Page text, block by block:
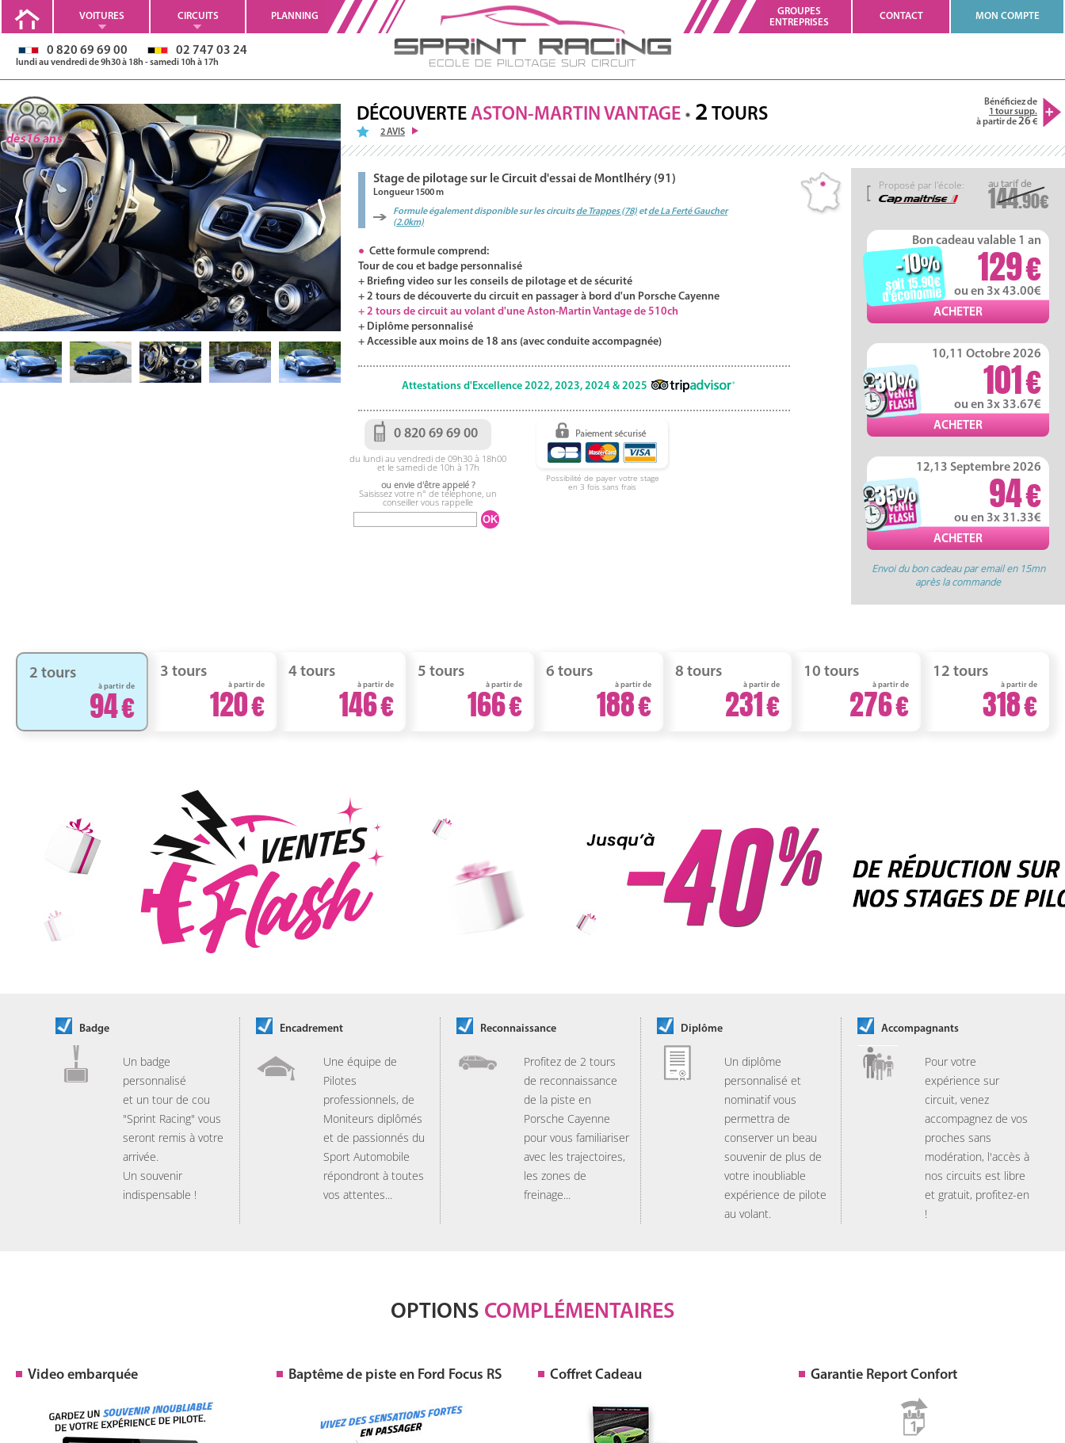
Ecole de Pilotage sur Circuit
VOITURES CIRCUITS PLANNING
GROUPES
ENTREPRISES
CONTACT MON COMPTE
0 820 69 69 00 02 747 03 24
lundi au vendredi de 9h30 à 18h - samedi 10h à 17h
Bénéficiez de
1 tour supp.
à partir de26
DÉCOUVERTE ASTON-MARTIN VANTAGE 2 TOURS
2 AVIS
144.90
Proposé par l'école:
Bon cadeau valable 1 an
129
ou en 3x 43.00
-10%
soit 15.90
d'économie
10,11 Octobre 2026
101
ou en 3x 33.67
-30%
12,13 Septembre 2026
94
ou en 3x 31.33
-35%
Envoi du bon cadeau par email en 15mn
après la commande
Stage de pilotage sur le Circuit d'essai de Montlhéry (91)
Longueur 1500 m
Formule également disponible sur les circuitsde Trappes (78) etde La Ferté Gaucher
(2.0km)
Cette formule comprend:
Tour de cou et badge personnalisé
+ Briefing video sur les conseils de pilotage et de sécurité
+ 2 tours de découverte du circuit en passager à bord d'un Porsche Cayenne
+ 2 tours de circuit au volant d'une Aston-Martin Vantage de 510ch
+ Diplôme personnalisé
+ Accessible aux moins de 18 ans (avec conduite accompagnée)
Attestations d'Excellence 2022, 2023, 2024 & 2025
0 820 69 69 00
du lundi au vendredi de 09h30 à 18h00
et le samedi de 10h à 17h
ou envie d'être appelé ?
Saisissez votre n° de téléphone, un
conseiller vous rappelle
Possibilité de payer votre stage
en 3 fois sans frais
2 tours
à partir de
94
3 tours
à partir de
120
4 tours
à partir de
146
5 tours
à partir de
166
6 tours
à partir de
188
8 tours
à partir de
231
10 tours
à partir de
276
12 tours
à partir de
318
Badge
Un badge
personnalisé
et un tour de cou
"Sprint Racing" vous
seront remis à votre
arrivée.
Un souvenir
indispensable !
Encadrement
Une équipe de
Pilotes
professionnels, de
Moniteurs diplômés
et de passionnés du
Sport Automobile
répondront à toutes
vos attentes...
Reconnaissance
Profitez de 2 tours
de reconnaissance
de la piste en
Porsche Cayenne
pour vous familiariser
avec les trajectoires,
les zones de
freinage...
Diplôme
Un diplôme
personnalisé et
nominatif vous
permettra de
conserver un beau
souvenir de plus de
votre inoubliable
expérience de pilote
au volant.
Accompagnants
Pour votre
expérience sur
circuit, venez
accompagnez de vos
proches sans
modération, l'accès à
nos circuits est libre
et gratuit, profitez-en
!
OPTIONS COMPLÉMENTAIRES
Video embarquée Baptême de piste en Ford Focus RS Coffret Cadeau Garantie Report Confort